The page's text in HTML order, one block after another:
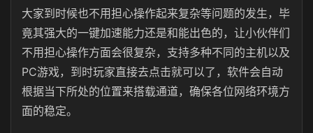
大家到时候也不用担心操作起来复杂等问题的发生，毕
竟其强大的一键加速能力还是和能出色的，让小伙伴们
不用担心操作方面会很复杂，支持多种不同的主机以及
PC游戏，到时玩家直接去点击就可以了，软件会自动
根据当下所处的位置来搭载通道，确保各位网络环境方
面的稳定。